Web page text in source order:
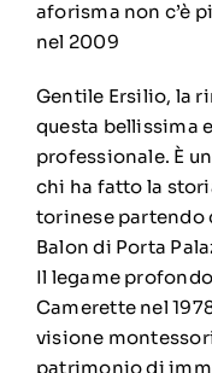
aforisma non c’è
nel 2009
Gentile Ersilio, la
questa bellissima
professionale. È
chi ha fatto la
torinese partendo
Balon di Porta
Il legame
Camerette nel
visione
patrimonio di